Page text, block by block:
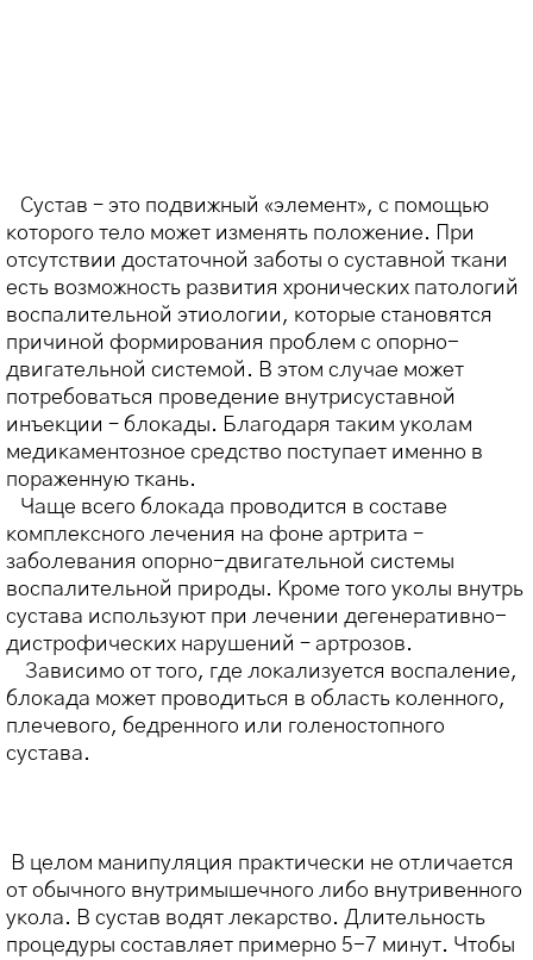
Сустав – это подвижный «элемент», с помощью
которого тело может изменять положение. При
отсутствии достаточной заботы о суставной ткани
есть возможность развития хронических патологий
воспалительной этиологии, которые становятся
причиной формирования проблем с опорно-
двигательной системой. В этом случае может
потребоваться проведение внутрисуставной
инъекции – блокады. Благодаря таким уколам
медикаментозное средство поступает именно в
пораженную ткань.
Чаще всего блокада проводится в составе
комплексного лечения на фоне артрита –
заболевания опорно-двигательной системы
воспалительной природы. Кроме того уколы внутрь
сустава используют при лечении дегенеративно-
дистрофических нарушений – артрозов.
Зависимо от того, где локализуется воспаление,
блокада может проводиться в область коленного,
плечевого, бедренного или голеностопного
сустава.
В целом манипуляция практически не отличается
от обычного внутримышечного либо внутривенного
укола. В сустав водят лекарство. Длительность
процедуры составляет примерно 5-7 минут. Чтобы